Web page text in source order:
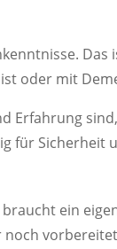
oder mit
Erfahrung
für Sicherheit
ein
noch